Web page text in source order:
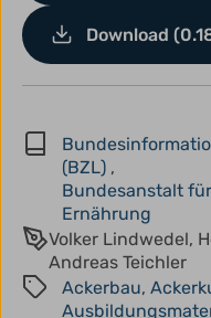
Download
(BZL) ,
Bundesanstalt
Ernährung
Volker Lindwedel,
Andreas Teichler
Ackerbau,